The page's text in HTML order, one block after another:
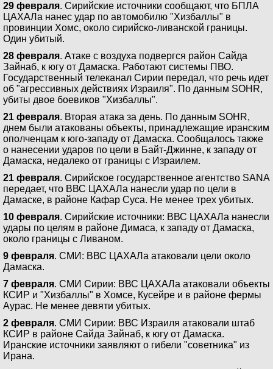
29 февраля. Сирийские источники сообщают, что БПЛА
ЦАХАЛа нанес удар по автомобилю "Хизбаллы" в
провинции Хомс, около сирийско-ливанской границы.
Один убитый.
28 февраля. Атаке с воздуха подвергся район Сайда
Зайнаб, к югу от Дамаска. Работают системы ПВО.
Государственный телеканал Сирии передал, что речь идет
об "агрессивных действиях Израиля". По данным SOHR,
убиты двое боевиков "Хизбаллы".
21 февраля. Вторая атака за день. По данным SOHR,
днем были атакованы объекты, принадлежащие иранским
ополченцам к юго-западу от Дамаска. Сообщалось также
о нанесении ударов по цели в Байт-Джинне, к западу от
Дамаска, недалеко от границы с Израилем.
21 февраля. Сирийское государственное агентство SANA
передает, что ВВС ЦАХАЛа нанесли удар по цели в
Дамаске, в районе Кафар Суса. Не менее трех убитых.
10 февраля. Сирийские источники: ВВС ЦАХАЛа нанесли
удары по целям в районе Димаса, к западу от Дамаска,
около границы с Ливаном.
9 февраля. СМИ: ВВС ЦАХАЛа атаковали цели около
Дамаска.
7 февраля. СМИ Сирии: ВВС ЦАХАЛа атаковали объекты
КСИР и "Хизбаллы" в Хомсе, Кусейре и в районе фермы
Аурас. Не менее девяти убитых.
2 февраля. СМИ Сирии: ВВС Израиля атаковали штаб
КСИР в районе Сайда Зайнаб, к югу от Дамаска.
Иранские источники заявляют о гибели "советника" из
Ирана.